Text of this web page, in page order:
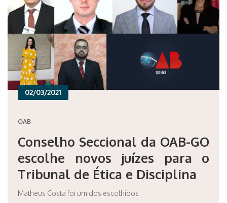
02/03/2021
OAB
Conselho Seccional da OAB-GO
escolhe novos juízes para o
Tribunal de Ética e Disciplina
Matheus Costa foi um dos escolhidos